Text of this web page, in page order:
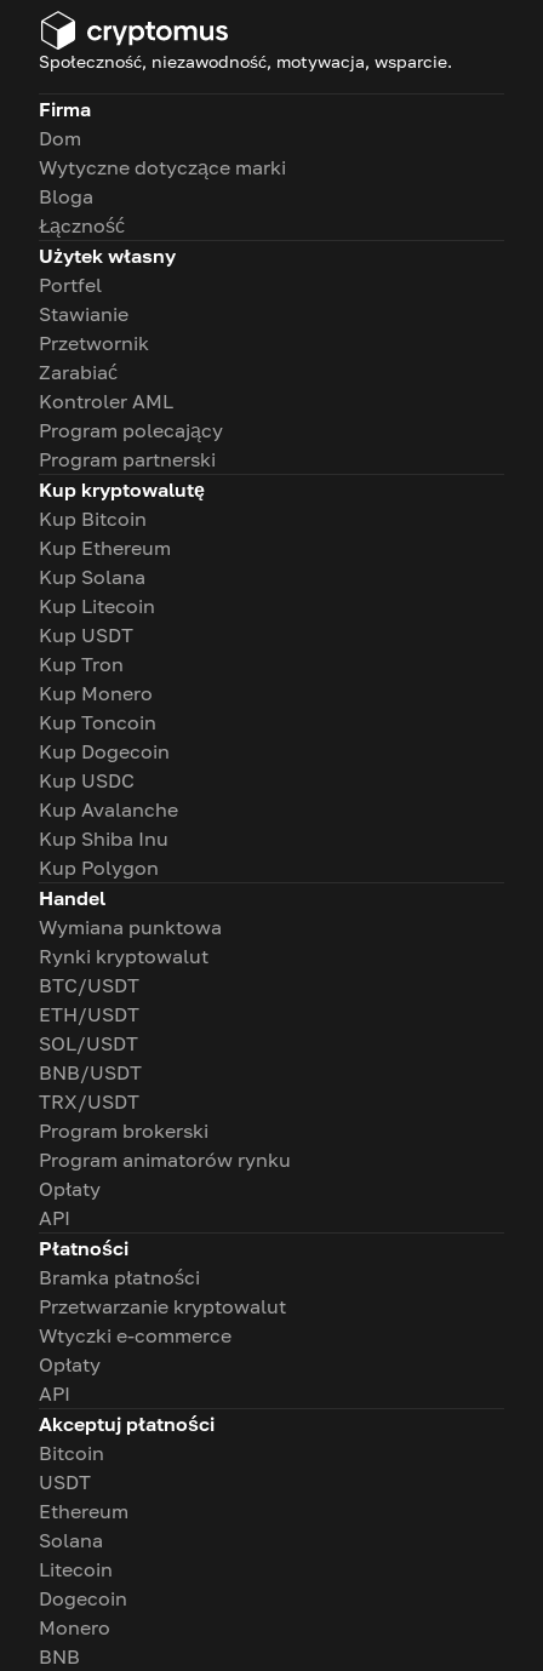
Społeczność, niezawodność, motywacja, wsparcie.
Firma
Dom
Wytyczne dotyczące marki
Bloga
Łączność
Użytek własny
Portfel
Stawianie
Przetwornik
Zarabiać
Kontroler AML
Program polecający
Program partnerski
Kup kryptowalutę
Kup Bitcoin
Kup Ethereum
Kup Solana
Kup Litecoin
Kup USDT
Kup Tron
Kup Monero
Kup Toncoin
Kup Dogecoin
Kup USDC
Kup Avalanche
Kup Shiba Inu
Kup Polygon
Handel
Wymiana punktowa
Rynki kryptowalut
BTC/USDT
ETH/USDT
SOL/USDT
BNB/USDT
TRX/USDT
Program brokerski
Program animatorów rynku
Opłaty
API
Płatności
Bramka płatności
Przetwarzanie kryptowalut
Wtyczki e-commerce
Opłaty
API
Akceptuj płatności
Bitcoin
USDT
Ethereum
Solana
Litecoin
Dogecoin
Monero
BNB